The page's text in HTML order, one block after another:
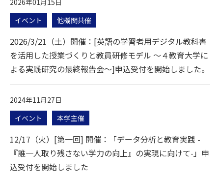
2026年01月15日
イベント
他機関共催
2026/3/21（土）開催：[英語の学習者用デジタル教科書
を活用した授業づくりと教員研修モデル ～４教育大学に
よる実践研究の最終報告会～]申込受付を開始しました。
2024年11月27日
イベント
本学主催
12/17（火）[第一回] 開催：「データ分析と教育実践 -
『誰一人取り残さない学力の向上』の実現に向けて-」申
込受付を開始しました